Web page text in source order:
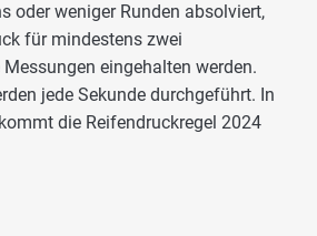
oder weniger Runden absolviert,
für mindestens zwei
eingehalten werden.
jede Sekunde durchgeführt. In
die Reifendruckregel 2024